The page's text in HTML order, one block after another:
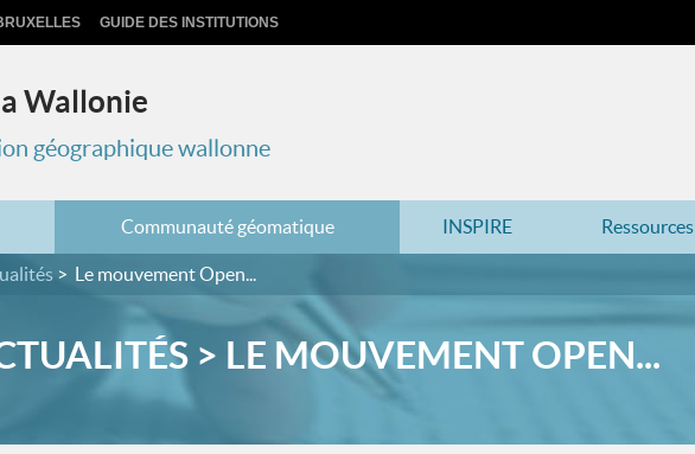
GUIDE DES INSTITUTIONS
Wallonie
géographique wallonne
Communauté géomatique INSPIRE Ressources
Le mouvement Open...
> LE MOUVEMENT OPEN...